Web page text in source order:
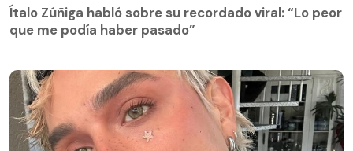
Ítalo Zúñiga habló sobre su recordado viral: “Lo peor
que me podía haber pasado”